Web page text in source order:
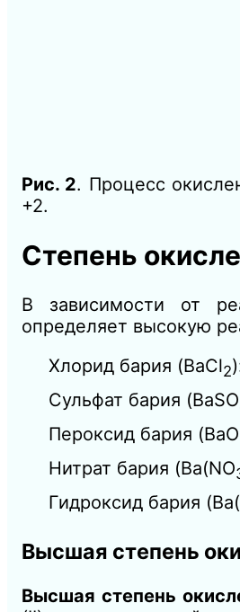
Рис. 2. Процесс
+2.
Степень
В зависимости от
определяет высокую
Хлорид бария (BaCl2
Сульфат бария (BaSO
Пероксид бария (BaO
Нитрат бария (Ba(NO
Гидроксид бария
Высшая степень
Высшая степень